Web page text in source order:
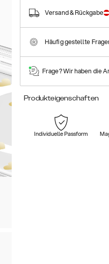
Versand & Rückgabe
Häufig gestellte
Frage? Wir haben die
Produkteigenschaften
Individuelle Passform